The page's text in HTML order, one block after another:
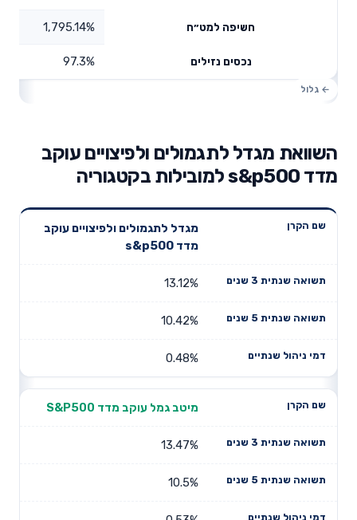
חשיפה למט״ח 1,795.14%
נכסים נזילים 97.3%
השוואת מגדל לתגמולים ולפיצויים עוקב
מדד s&p500 למובילות בקטגוריה
שנתית 3
תשואה
דמי ניהול
מגדל לתגמולים ולפיצויים עוקב
מדד s&p500
13.12%
10.42%
0.48%
מיטב גמל עוקב מדד S&P500
13.47%
10.5%